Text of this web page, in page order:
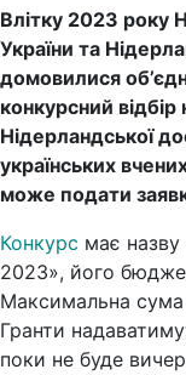
Влітку 2023 року
України та
домовилися
конкурсний
Нідерландської
українських
може подати
Конкурс має назву
2023», його
Максимальна сума
Гранти
поки не буде